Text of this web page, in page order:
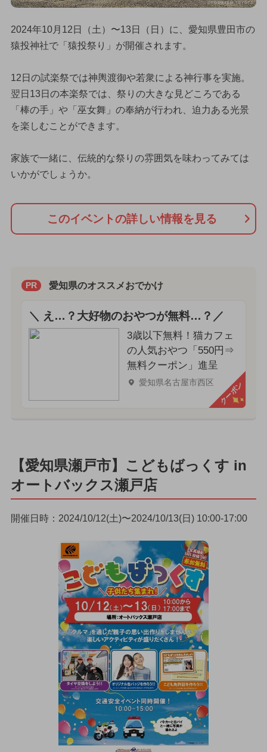
2024年10月12日（土）〜13日（日）に、愛知県豊田市の
猿投神社で「猿投祭り」が開催されます。
12日の試楽祭では神輿渡御や若衆による神行事を実施。
翌日13日の本楽祭では、祭りの大きな見どころである
「棒の手」や「巫女舞」の奉納が行われ、迫力ある光景
を楽しむことができます。
家族で一緒に、伝統的な祭りの雰囲気を味わってみては
いかがでしょうか。
このイベントの詳しい情報を見る
PR 愛知県のオススメおでかけ
＼ え…？大好物のおやつが無料…？／
3歳以下無料！猫カフェ
の人気おやつ「550円⇒
無料クーポン」進呈
愛知県名古屋市西区 クーポン
【愛知県瀬戸市】こどもばっくす in
オートバックス瀬戸店
開催日時：2024/10/12(土)〜2024/10/13(日) 10:00-17:00